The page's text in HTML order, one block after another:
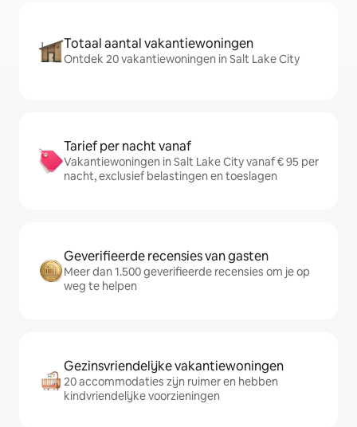
Totaal aantal vakantiewoningen
Ontdek 20 vakantiewoningen in Salt Lake City
Tarief per nacht vanaf
Vakantiewoningen in Salt Lake City vanaf € 95 per
nacht, exclusief belastingen en toeslagen
Geverifieerde recensies van gasten
Meer dan 1.500 geverifieerde recensies om je op
weg te helpen
Gezinsvriendelijke vakantiewoningen
20 accommodaties zijn ruimer en hebben
kindvriendelijke voorzieningen